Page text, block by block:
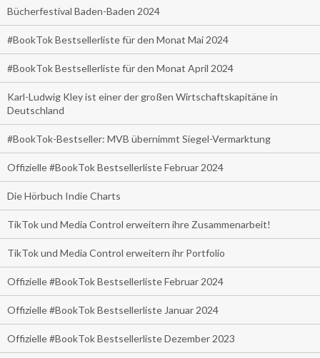
Bücherfestival Baden-Baden 2024
#BookTok Bestsellerliste für den Monat Mai 2024
#BookTok Bestsellerliste für den Monat April 2024
Karl-Ludwig Kley ist einer der großen Wirtschaftskapitäne in
Deutschland
#BookTok-Bestseller: MVB übernimmt Siegel-Vermarktung
Offizielle #BookTok Bestsellerliste Februar 2024
Die Hörbuch Indie Charts
TikTok und Media Control erweitern ihre Zusammenarbeit!
TikTok und Media Control erweitern ihr Portfolio
Offizielle #BookTok Bestsellerliste Februar 2024
Offizielle #BookTok Bestsellerliste Januar 2024
Offizielle #BookTok Bestsellerliste Dezember 2023